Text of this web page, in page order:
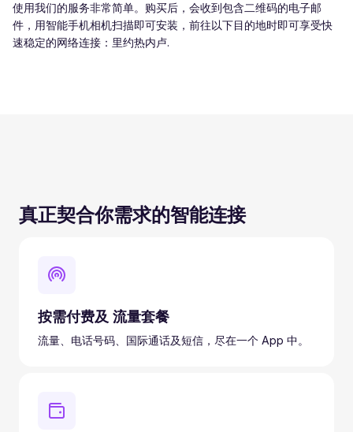
使用我们的服务非常简单。购买后，会收到包含二维码的电子邮
件，用智能手机相机扫描即可安装，前往以下目的地时即可享受快
速稳定的网络连接：里约热内卢.
真正契合你需求的智能连接
按需付费及 流量套餐
流量、电话号码、国际通话及短信，尽在一个 App 中。